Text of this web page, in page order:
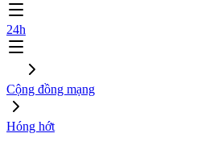
24h
Cộng đồng mạng
Hóng hớt